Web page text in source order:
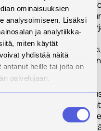
ominaisuuksien
analysoimiseen. Lisäksi
ja analytiikka-
miten käytät
yhdistää näitä
heille tai joita on
palvelujaan.
saavutettu
seuraavia
- lisääntynyt
- parempi
joustavuus
- pienempi
-> Tarvittavan
alan
->